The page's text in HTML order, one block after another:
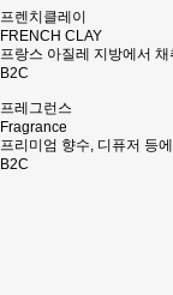
프렌치클레이
FRENCH CLAY
프랑스 아질레 지방에서
B2C
프레그런스
Fragrance
프리미엄 향수, 디퓨저 등
B2C